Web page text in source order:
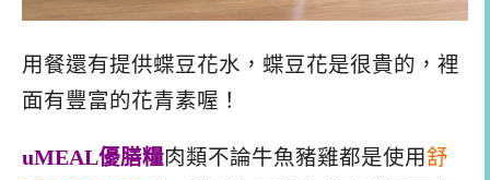
用餐還有提供蝶豆花水，蝶豆花是很貴的，裡
面有豐富的花青素喔！
uMEAL優膳糧肉類不論牛魚豬雞都是使用舒